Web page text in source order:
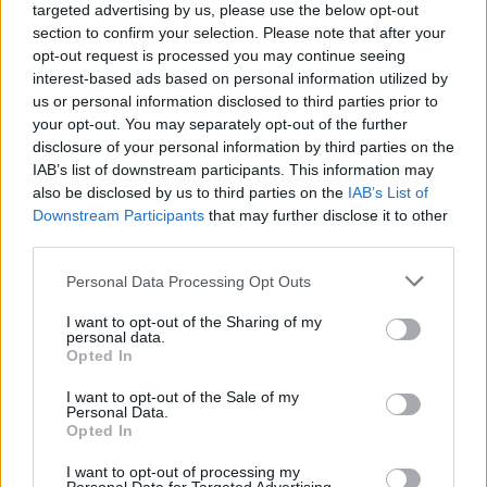
targeted advertising by us, please use the below opt-out
section to confirm your selection. Please note that after your
opt-out request is processed you may continue seeing
interest-based ads based on personal information utilized by
us or personal information disclosed to third parties prior to
your opt-out. You may separately opt-out of the further
disclosure of your personal information by third parties on the
IAB’s list of downstream participants. This information may
also be disclosed by us to third parties on the IAB’s List of
Downstream Participants that may further disclose it to other
Personal Data Processing Opt Outs
I want to opt-out of the Sharing of my
personal data.
Opted In
I want to opt-out of the Sale of my
Personal Data.
Opted In
I want to opt-out of processing my
európai bizottság
szegregáció
Balog Zoltán
köznevelési törvény
szegregáció közoktatási törvény
Hozzászólások
oktatásról szóló közbeszédnek”
stratégiával kezdte meg működését. Az egyes minisztériumok